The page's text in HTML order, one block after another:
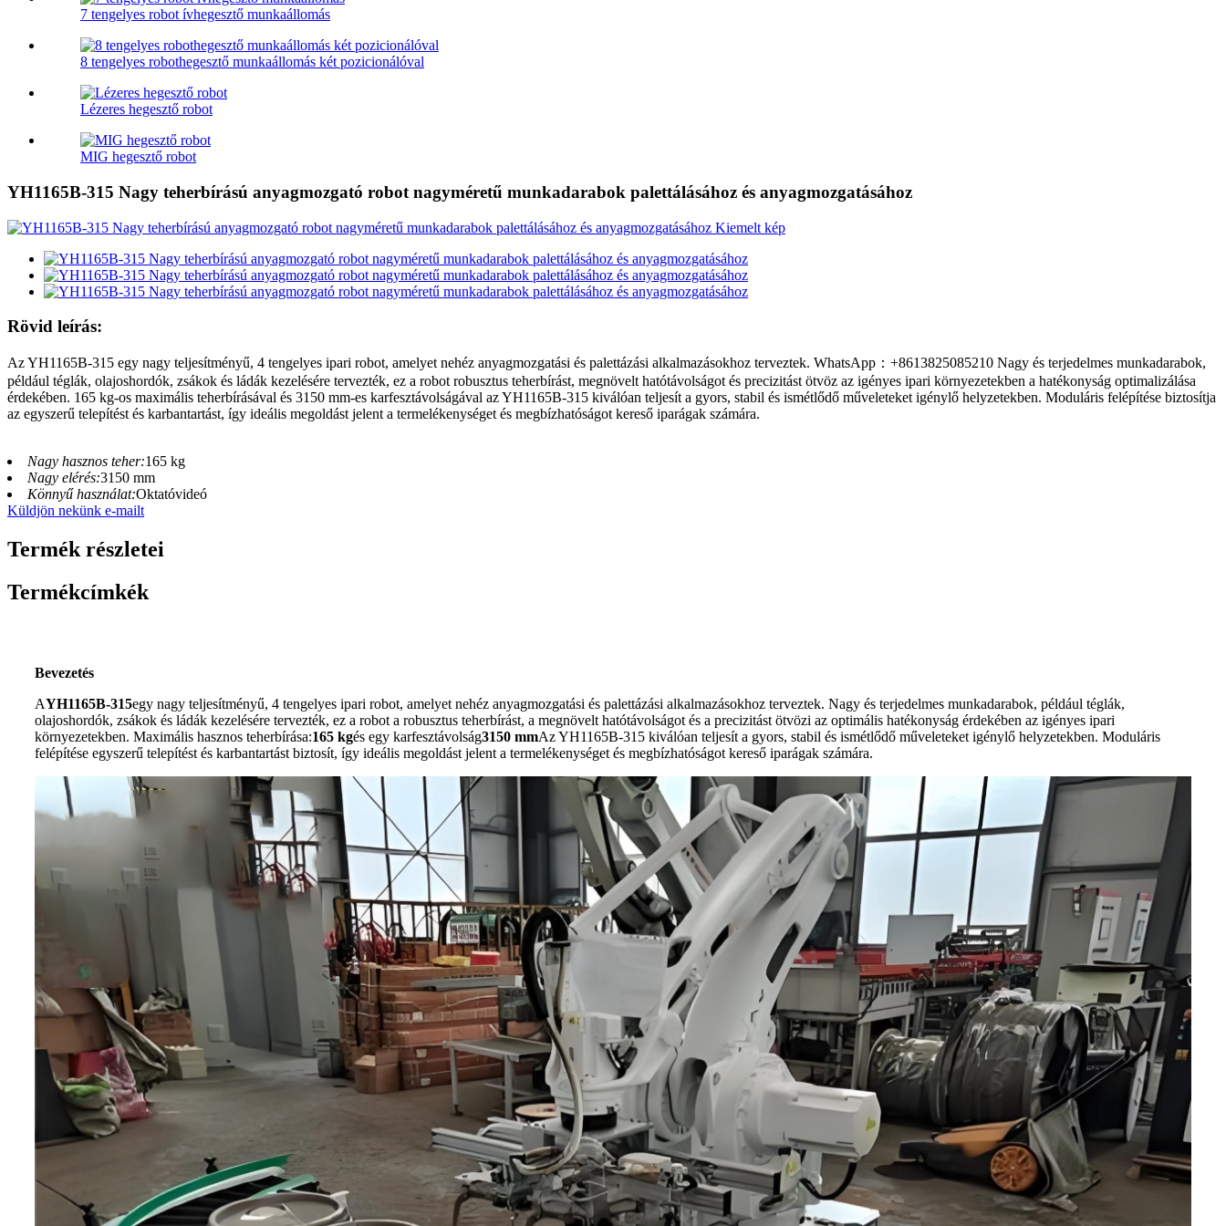
7 tengelyes robot ívhegesztő munkaállomás
8 tengelyes robothegesztő munkaállomás két pozicionálóval
Lézeres hegesztő robot
MIG hegesztő robot
YH1165B-315 Nagy teherbírású anyagmozgató robot nagyméretű munkadarabok palettálásához és anyagmozgatásához
Rövid leírás:
Az YH1165B-315 egy nagy teljesítményű, 4 tengelyes ipari robot, amelyet nehéz anyagmozgatási és palettázási alkalmazásokhoz terveztek. WhatsApp：+8613825085210 Nagy és terjedelmes munkadarabok,
például téglák, olajoshordók, zsákok és ládák kezelésére tervezték, ez a robot robusztus teherbírást, megnövelt hatótávolságot és precizitást ötvöz az igényes ipari környezetekben a hatékonyság optimalizálása
érdekében. 165 kg-os maximális teherbírásával és 3150 mm-es karfesztávolságával az YH1165B-315 kiválóan teljesít a gyors, stabil és ismétlődő műveleteket igénylő helyzetekben. Moduláris felépítése biztosítja
az egyszerű telepítést és karbantartást, így ideális megoldást jelent a termelékenységet és megbízhatóságot kereső iparágak számára.
Nagy hasznos teher:165 kg
Nagy elérés:3150 mm
Könnyű használat:Oktatóvideó
Küldjön nekünk e-mailt
Termék részletei
Termékcímkék
Bevezetés
AYH1165B-315egy nagy teljesítményű, 4 tengelyes ipari robot, amelyet nehéz anyagmozgatási és palettázási alkalmazásokhoz terveztek. Nagy és terjedelmes munkadarabok, például téglák,
olajoshordók, zsákok és ládák kezelésére tervezték, ez a robot a robusztus teherbírást, a megnövelt hatótávolságot és a precizitást ötvözi az optimális hatékonyság érdekében az igényes ipari
környezetekben. Maximális hasznos teherbírása:165 kgés egy karfesztávolság3150 mmAz YH1165B-315 kiválóan teljesít a gyors, stabil és ismétlődő műveleteket igénylő helyzetekben. Moduláris
felépítése egyszerű telepítést és karbantartást biztosít, így ideális megoldást jelent a termelékenységet és megbízhatóságot kereső iparágak számára.